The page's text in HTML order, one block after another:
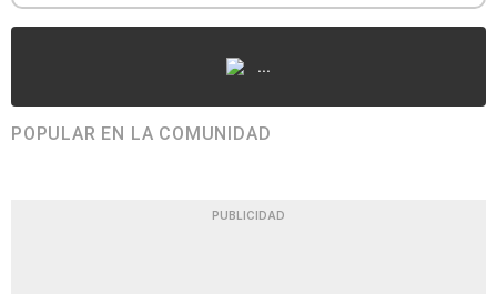
...
POPULAR EN LA COMUNIDAD
PUBLICIDAD